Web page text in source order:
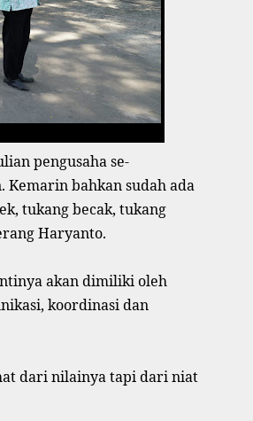
pengusaha se-
Kemarin bahkan sudah ada
tukang becak, tukang
Haryanto.
akan dimiliki oleh
koordinasi dan
dari nilainya tapi dari niat